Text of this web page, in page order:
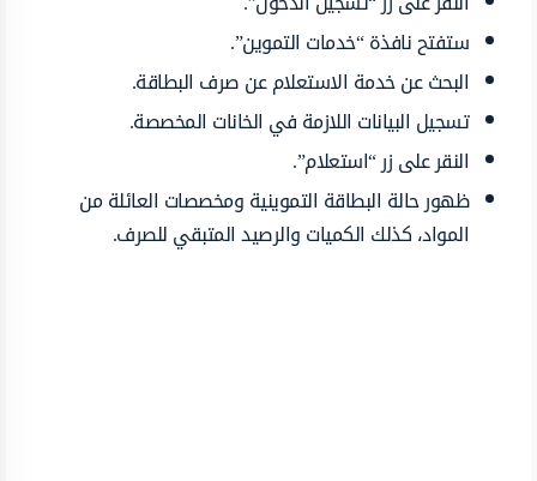
ستفتح نافذة “خدمات التموين”.
البحث عن خدمة الاستعلام عن صرف البطاقة.
تسجيل البيانات اللازمة في الخانات المخصصة.
النقر على زر “استعلام”.
ظهور حالة البطاقة التموينية ومخصصات العائلة من
المواد، كذلك الكميات والرصيد المتبقي للصرف.